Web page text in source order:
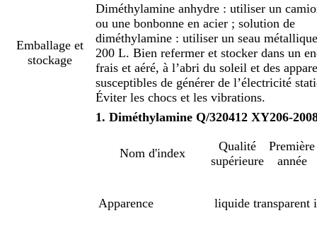
Emballage et
stockage
Diméthylamine anhydre : utiliser un
ou une bonbonne en acier ; solution de
diméthylamine : utiliser un seau
200 L. Bien refermer et stocker dans un
frais et aéré, à l’abri du soleil et des
susceptibles de générer de l’électricité
Éviter les chocs et les vibrations.
1. Diméthylamine Q/320412 XY206-
Nom d'index
Qualité
supérieure
Première
année
Apparence liquide transparent